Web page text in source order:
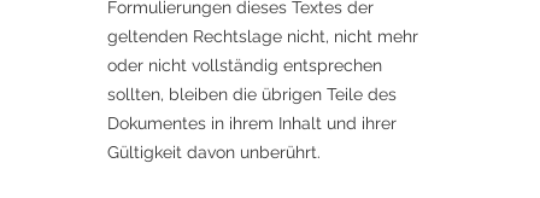
Formulierungen dieses Textes der
geltenden Rechtslage nicht, nicht mehr
oder nicht vollständig entsprechen
sollten, bleiben die übrigen Teile des
Dokumentes in ihrem Inhalt und ihrer
Gültigkeit davon unberührt.